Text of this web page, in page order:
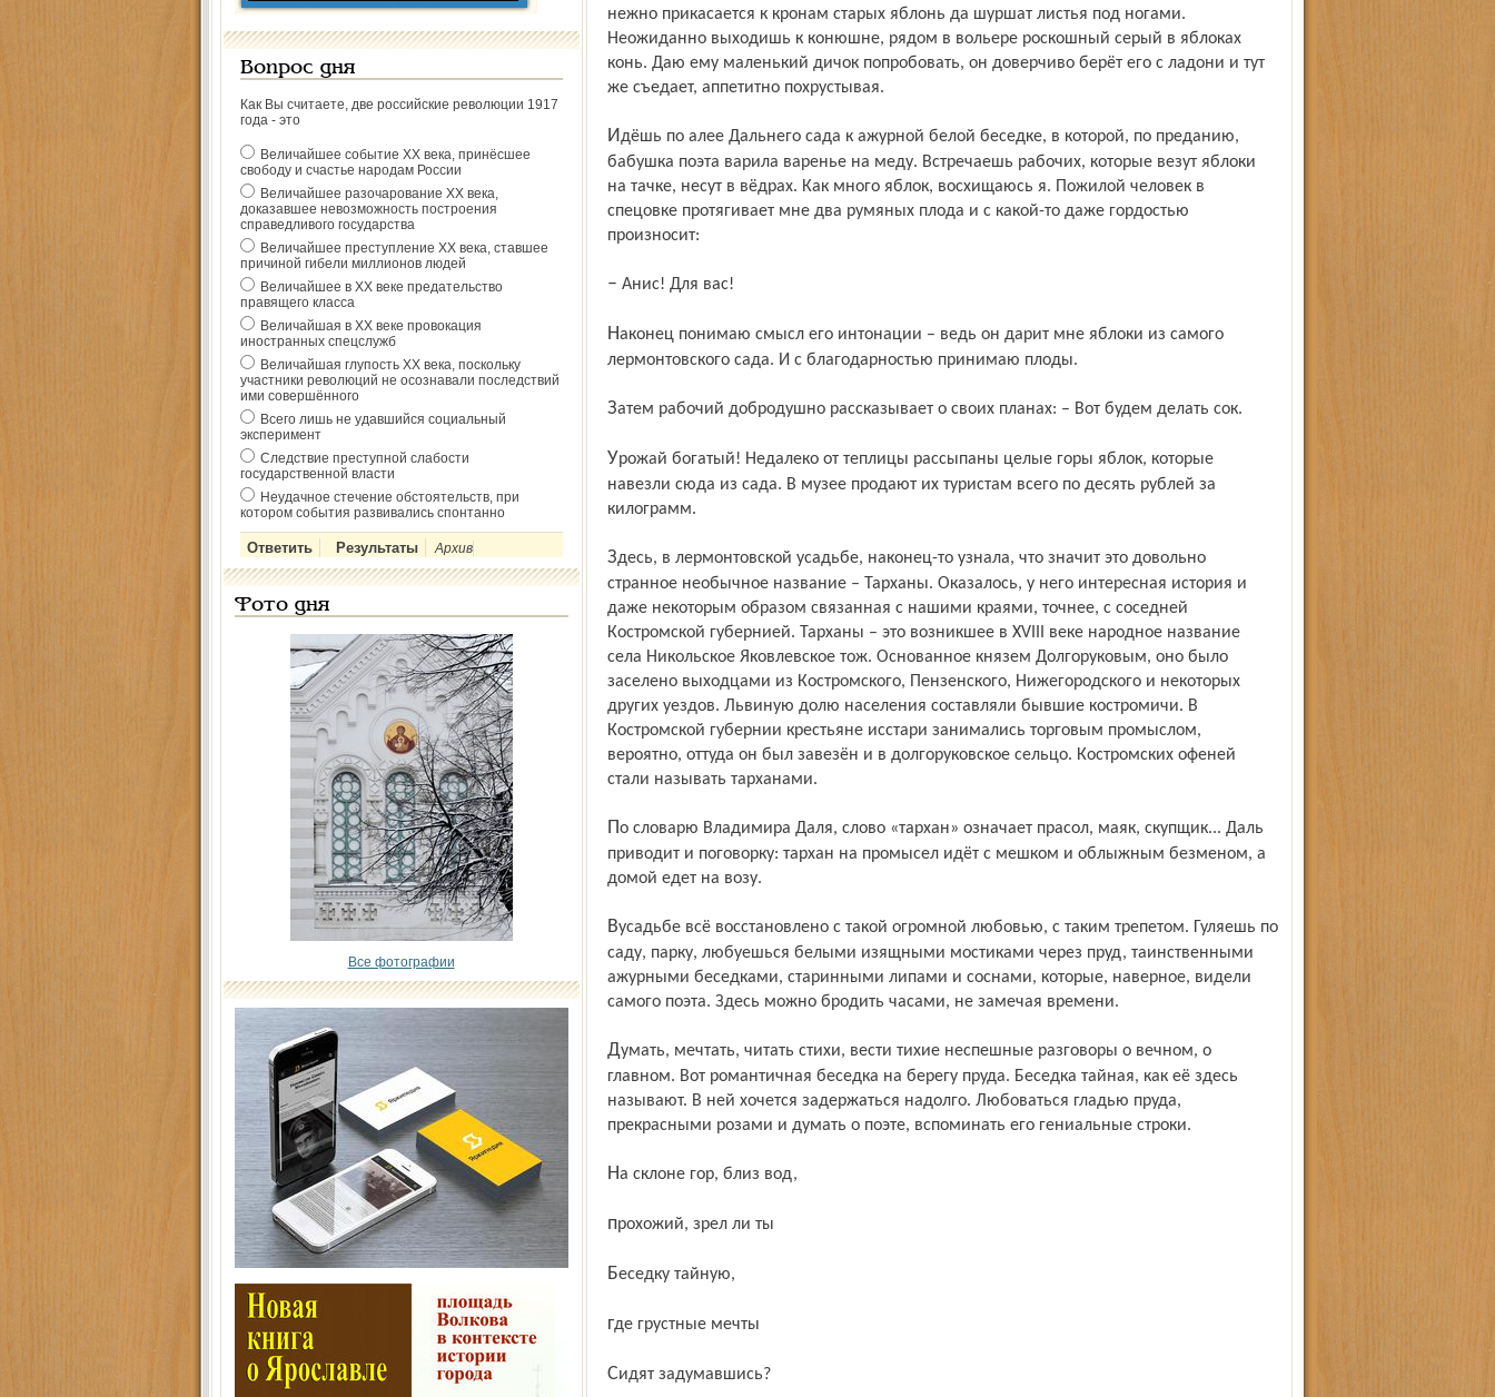
Вопрос дня
Как Вы считаете, две российские революции 1917
года - это
Величайшее событие ХХ века, принёсшее
свободу и счастье народам России
Величайшее разочарование ХХ века,
доказавшее невозможность построения
справедливого государства
Величайшее преступление ХХ века, ставшее
причиной гибели миллионов людей
Величайшее в ХХ веке предательство
правящего класса
Величайшая в ХХ веке провокация
иностранных спецслужб
Величайшая глупость ХХ века, поскольку
участники революций не осознавали последствий
ими совершённого
Всего лишь не удавшийся социальный
эксперимент
Следствие преступной слабости
государственной власти
Неудачное стечение обстоятельств, при
котором события развивались спонтанно
Архив
Фото дня
Все фотографии
нежно прикасается к кронам старых яблонь да шуршат листья под ногами.
Неожиданно выходишь к конюшне, рядом в вольере роскошный серый в яблоках
конь. Даю ему маленький дичок попробовать, он доверчиво берёт его с ладони и тут
же съедает, аппетитно похрустывая.
Идёшь по алее Дальнего сада к ажурной белой беседке, в которой, по преданию,
бабушка поэта варила варенье на меду. Встречаешь рабочих, которые везут яблоки
на тачке, несут в вёдрах. Как много яблок, восхищаюсь я. Пожилой человек в
спецовке протягивает мне два румяных плода и с какой-то даже гордостью
произносит:
– Анис! Для вас!
Наконец понимаю смысл его интонации – ведь он дарит мне яблоки из самого
лермонтовского сада. И с благодарностью принимаю плоды.
Затем рабочий добродушно рассказывает о своих планах: – Вот будем делать сок.
Урожай богатый! Недалеко от теплицы рассыпаны целые горы яблок, которые
навезли сюда из сада. В музее продают их туристам всего по десять рублей за
килограмм.
Здесь, в лермонтовской усадьбе, наконец-то узнала, что значит это довольно
странное необычное название – Тарханы. Оказалось, у него интересная история и
даже некоторым образом связанная с нашими краями, точнее, с соседней
Костромской губернией. Тарханы – это возникшее в XVIII веке народное название
села Никольское Яковлевское тож. Основанное князем Долгоруковым, оно было
заселено выходцами из Костромского, Пензенского, Нижегородского и некоторых
других уездов. Львиную долю населения составляли бывшие костромичи. В
Костромской губернии крестьяне исстари занимались торговым промыслом,
вероятно, оттуда он был завезён и в долгоруковское сельцо. Костромских офеней
стали называть тарханами.
По словарю Владимира Даля, слово «тархан» означает прасол, маяк, скупщик... Даль
приводит и поговорку: тархан на промысел идёт с мешком и облыжным безменом, а
домой едет на возу.
Вусадьбе всё восстановлено с такой огромной любовью, с таким трепетом. Гуляешь по
саду, парку, любуешься белыми изящными мостиками через пруд, таин­ственными
ажурными беседками, старинными липами и соснами, которые, наверное, видели
самого поэта. Здесь можно бродить часами, не замечая времени.
Думать, мечтать, читать стихи, вести тихие неспешные разговоры о вечном, о
главном. Вот романтичная беседка на берегу пруда. Беседка тайная, как её здесь
называют. В ней хочется задержаться надол­го. Любоваться гладью пруда,
прекрасными розами и думать о поэте, вспоминать его гениальные строки.
На склоне гор, близ вод,
прохожий, зрел ли ты
Беседку тайную,
где грустные мечты
Сидят задумавшись?